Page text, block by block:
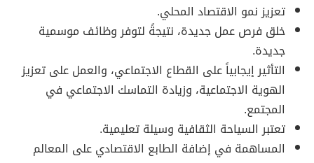
تعزيز نمو الاقتصاد المحلي.
خلق فرص عمل جديدة، نتيجةً لتوفر وظائف موسمية
جديدة.
التأثير إيجابياً على القطاع الاجتماعي، والعمل على تعزيز
الهوية الاجتماعية، وزيادة التماسك الاجتماعي في
المجتمع.
تعتبر السياحة الثقافية وسيلة تعليمية.
المساهمة في إضافة الطابع الاقتصادي على المعالم